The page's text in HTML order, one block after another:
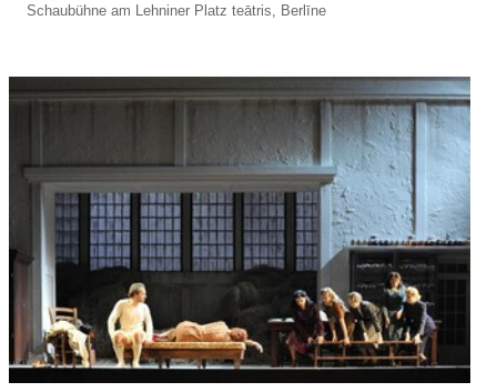
Schaubühne am Lehniner Platz teātris, Berlīne